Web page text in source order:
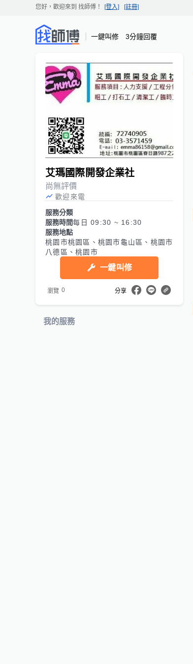
您好，歡迎來到 找師傅 ！ [登入] [註冊]
一鍵叫修 3分鐘回覆
艾瑪國際開發企業社
尚無評價
歡迎來電
服務分類
服務時間每日 09:30 ~ 16:30
服務地點
桃園市桃園區、桃園市龜山區、桃園市
八德區、桃園市
一鍵叫修
瀏覽 0 分享
我的服務